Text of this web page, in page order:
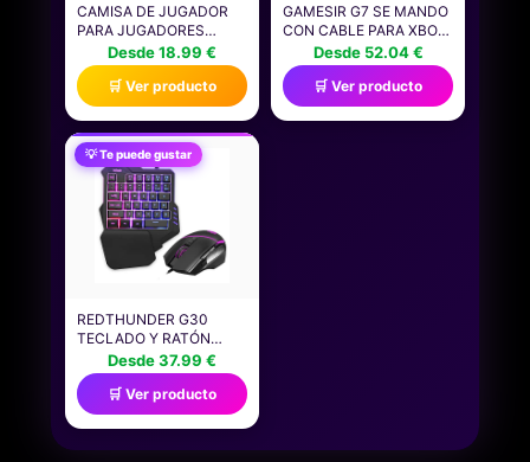
CAMISA DE JUGADOR
PARA JUGADORES
NIÑOS HOMBRES
VIDEOJUEGOS JUEGOS
CAMISETA
Desde 18.99 €
🛒 Ver producto
GAMESIR G7 SE MANDO
CON CABLE PARA XBOX
SERIES X|S, XBOX ONE &
WINDOWS 10/11, PLUG
AND PLAY GAMEPAD
PARA JUEGOS CON
JOYSTICKS DE EFECTO
Desde 52.04 €
🛒 Ver producto
💡 Te puede gustar
REDTHUNDER G30
TECLADO Y RATÓN
MECÁNICOS RGB PARA
JUEGOS CON UNA SOLA
MANO, 2 TECLAS
MACRO INCORPORADAS
+ 7 TECLAS
PROGRAMABLES, 35
Desde 37.99 €
🛒 Ver producto